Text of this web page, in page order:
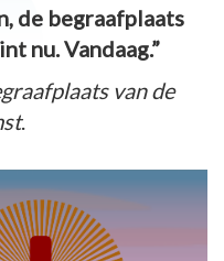
de begraafplaats
nu. Vandaag.”
van de
.